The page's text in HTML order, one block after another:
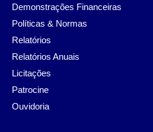
Demonstrações Financeiras
Políticas & Normas
Relatórios
Relatórios Anuais
Licitações
Patrocine
Ouvidoria